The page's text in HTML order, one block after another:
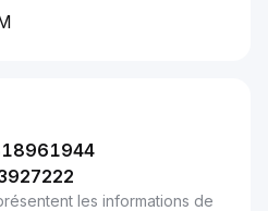
les informations de